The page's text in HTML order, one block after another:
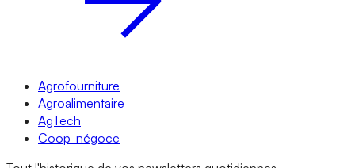
Agrofourniture
Agroalimentaire
AgTech
Coop-négoce